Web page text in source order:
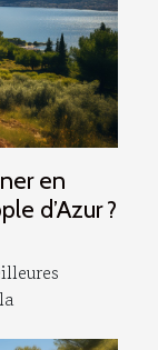
en
d’Azur ?